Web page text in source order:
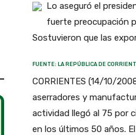
Lo aseguró el
fuerte preocupación
Sostuvieron que las
FUENTE: LA REPÚBLICA DE
CORRIENTES (14/10/
aserradores y
actividad llegó al 75 por
en los últimos 50 años.